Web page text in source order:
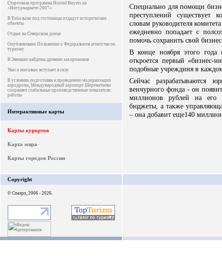
Стартовала программа Hosted Buyers на
«Интурмаркете-2007»
В Тобольске под гостиницы отдадут исторические
объекты
Отдых на Северском донце
Опубликовано Положение о Федеральном агентстве по
туризму
В Эвенкии найдены древние захоронения
Указ о мигалках вступает в силу
В условиях подготовки к проведению модернизации
аэродрома, Международный аэропорт Шереметьево
сохраняет стабильные производственные показатели
работы
Интерактивные карты
Карты курортов
Карта мира
Карты городов России
Специально для помощи
преступлений существует
словам руководителя
ежедневно попадает с
помочь сохранить свой
В конце ноября этого года
откроется первый «бизнес-
подобные учреждния в
Сейчас разрабатываются
венчурного фонда - он
миллионов рублей на его
бюджеты, а также
– она добавит еще140
Copyright
© Спаэро, 2006 - 2026.